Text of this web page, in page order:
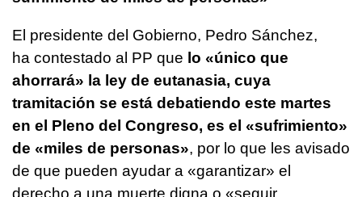
El presidente del Gobierno, Pedro Sánchez,
ha contestado al PP que lo «único que
ahorrará» la ley de eutanasia, cuya
tramitación se está debatiendo este martes
en el Pleno del Congreso, es el «sufrimiento»
de «miles de personas», por lo que les avisado
de que pueden ayudar a «garantizar» el
derecho a una muerte digna o «seguir